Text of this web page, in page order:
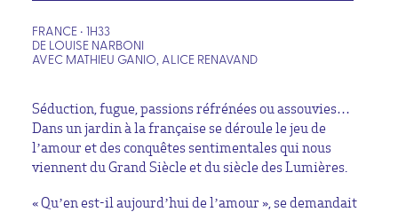
FRANCE • 1H33
DE LOUISE NARBONI
AVEC MATHIEU GANIO, ALICE RENAVAND
Séduction, fugue, passions réfrénées ou assouvies…
Dans un jardin à la française se déroule le jeu de
l’amour et des conquêtes sentimentales qui nous
viennent du Grand Siècle et du siècle des Lumières.
« Qu’en est-il aujourd’hui de l’amour », se demandait